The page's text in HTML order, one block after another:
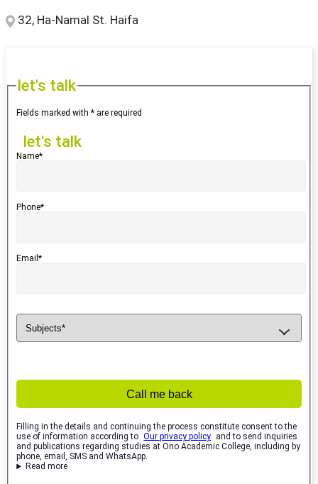
32, Ha-Namal St. Haifa
let's talk
Fields marked with * are required
let's talk
Name*
Phone*
Email*
Call me back
Filling in the details and continuing the process constitute consent to the
use of information according to Our privacy policy and to send inquiries
and publications regarding studies at Ono Academic College, including by
phone, email, SMS and WhatsApp.
Read more